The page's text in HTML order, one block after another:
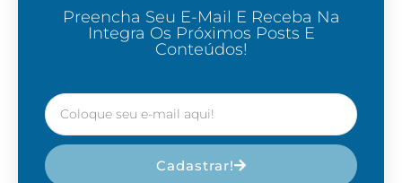
Preencha Seu E-Mail E Receba Na
Integra Os Próximos Posts E
Conteúdos!
Cadastrar!